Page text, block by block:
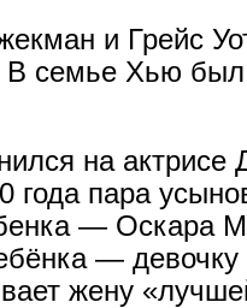
и Грейс
В семье Хью
на актрисе
года пара
— Оскара
—
жену